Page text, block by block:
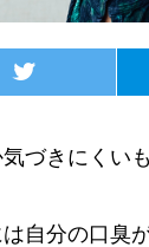
づきにくい
自分の口臭